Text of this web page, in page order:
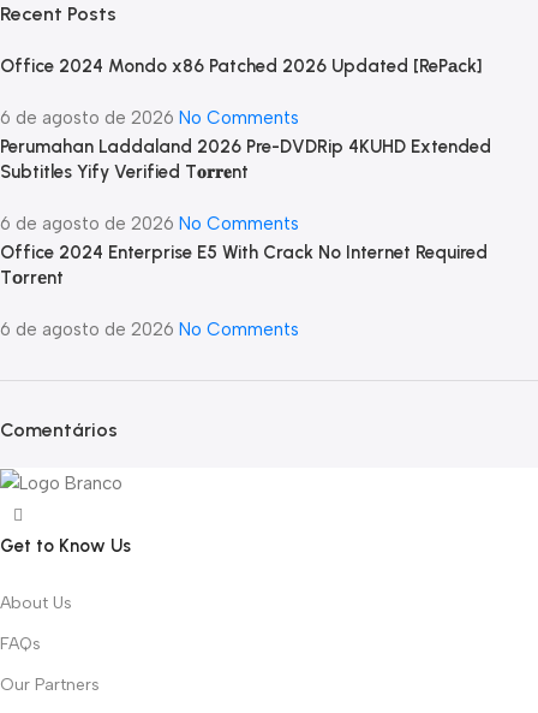
Recent Posts
Office 2024 Mondo x86 Patched 2026 Updated [RePаck]
6 de agosto de 2026 No Comments
Perumahan Laddaland 2026 Pre-DVDRip 4KUHD Extended
Subtitles Yify Verified T𝐨𝐫𝐫𝐞nt
6 de agosto de 2026 No Comments
Office 2024 Enterprise E5 With Crack No Internet Required
Tоrrеnt
6 de agosto de 2026 No Comments
Comentários
Get to Know Us
About Us
FAQs
Our Partners